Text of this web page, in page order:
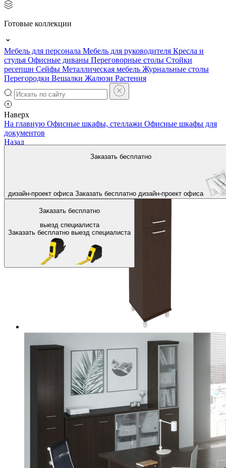
Готовые коллекции
Мебель для персонала Мебель для руководителя Кресла и
стулья Офисные диваны Переговорные столы Стойки
ресепшн Сейфы Металлическая мебель Журнальные столы
Перегородки Вешалки Жалюзи Растения
Наверх
Заказать бесплатно
дизайн-проект офиса Заказать бесплатно дизайн-проект офиса
Заказать бесплатно
выезд специалиста
Заказать бесплатно выезд специалиста
На главную Офисные шкафы, стеллажи Офисные шкафы для
документов
Назад